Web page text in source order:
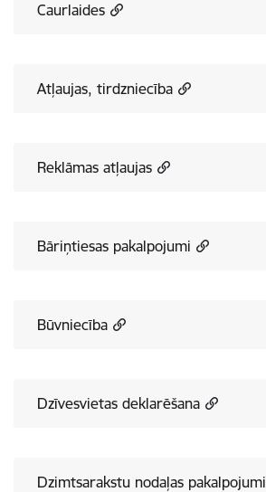
Caurlaides
Atļaujas, tirdzniecība
Reklāmas atļaujas
Bāriņtiesas pakalpojumi
Būvniecība
Dzīvesvietas deklarēšana
Dzimtsarakstu nodaļas pakalpojumi